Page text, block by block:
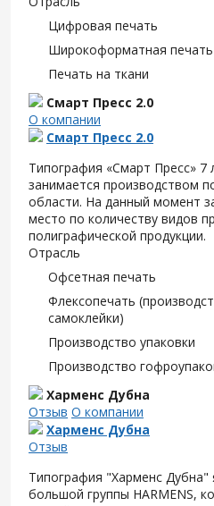
Цифровая печать
Широкоформатная печать
Печать на ткани
Смарт Пресс 2.0
О компании
Смарт Пресс 2.0
Типография «Смарт Пресс» 7
занимается производством
области. На данный момент
место по количеству видов
полиграфической продукции.
Отрасль
Офсетная печать
Флексопечать
самоклейки)
Производство упаковки
Производство
Харменс Дубна
Отзыв О компании
Харменс Дубна
Отзыв
Типография "Харменс Дубна"
большой группы HARMENS,